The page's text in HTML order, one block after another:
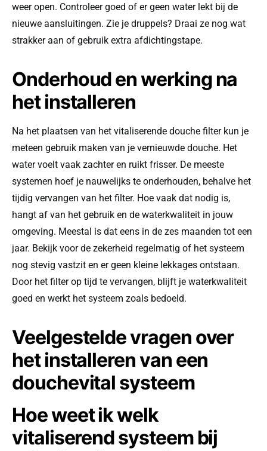
weer open. Controleer goed of er geen water lekt bij de
nieuwe aansluitingen. Zie je druppels? Draai ze nog wat
strakker aan of gebruik extra afdichtingstape.
Onderhoud en werking na
het installeren
Na het plaatsen van het vitaliserende douche filter kun je
meteen gebruik maken van je vernieuwde douche. Het
water voelt vaak zachter en ruikt frisser. De meeste
systemen hoef je nauwelijks te onderhouden, behalve het
tijdig vervangen van het filter. Hoe vaak dat nodig is,
hangt af van het gebruik en de waterkwaliteit in jouw
omgeving. Meestal is dat eens in de zes maanden tot een
jaar. Bekijk voor de zekerheid regelmatig of het systeem
nog stevig vastzit en er geen kleine lekkages ontstaan.
Door het filter op tijd te vervangen, blijft je waterkwaliteit
goed en werkt het systeem zoals bedoeld.
Veelgestelde vragen over
het installeren van een
douchevital systeem
Hoe weet ik welk
vitaliserend systeem bij